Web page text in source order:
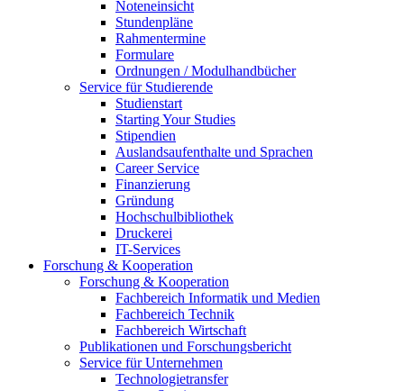
Noteneinsicht
Stundenpläne
Rahmentermine
Formulare
Ordnungen / Modulhandbücher
Service für Studierende
Studienstart
Starting Your Studies
Stipendien
Auslandsaufenthalte und Sprachen
Career Service
Finanzierung
Gründung
Hochschulbibliothek
Druckerei
IT-Services
Forschung & Kooperation
Forschung & Kooperation
Fachbereich Informatik und Medien
Fachbereich Technik
Fachbereich Wirtschaft
Publikationen und Forschungsbericht
Service für Unternehmen
Technologietransfer